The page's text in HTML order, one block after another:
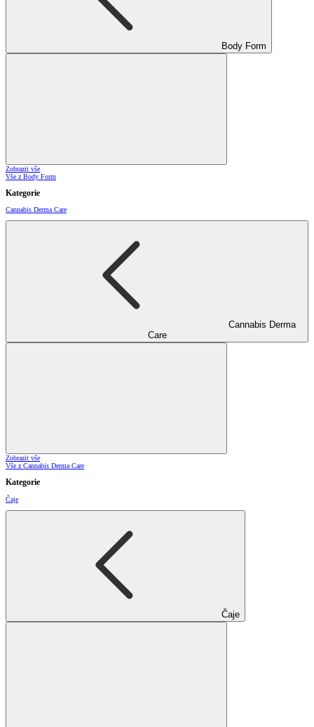
Body Form
Zobrazit vše
Vše z Body Form
Kategorie
Cannabis Derma Care
Cannabis Derma
Care
Zobrazit vše
Vše z Cannabis Derma Care
Kategorie
Čaje
Čaje